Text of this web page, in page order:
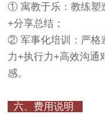
① 寓教于乐：教练塑
+分享总结；
② 军事化培训：严格
力+执行力+高效沟通
感。
六、费用说明